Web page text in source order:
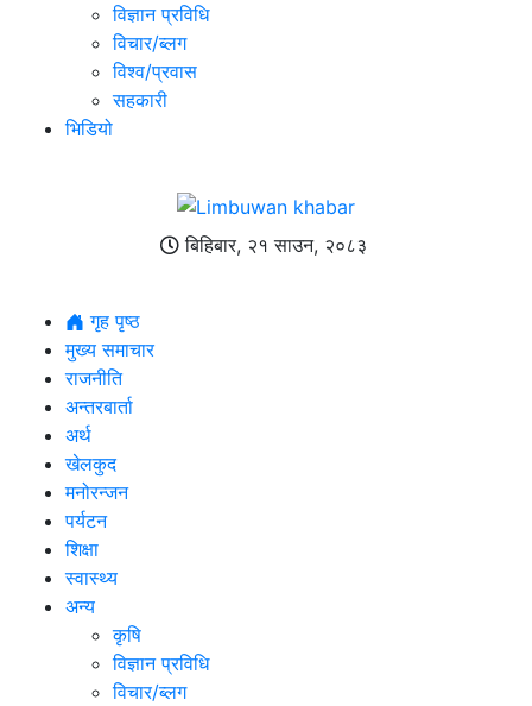
विज्ञान प्रविधि
विचार/ब्लग
विश्व/प्रवास
सहकारी
भिडियो
बिहिबार, २१ साउन, २०८३
गृह पृष्ठ
मुख्य समाचार
राजनीति
अन्तरबार्ता
अर्थ
खेलकुद
मनोरन्जन
पर्यटन
शिक्षा
स्वास्थ्य
अन्य
कृषि
विज्ञान प्रविधि
विचार/ब्लग